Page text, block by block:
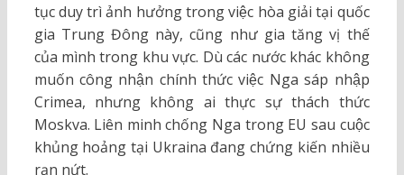
tục duy trì ảnh hưởng trong việc hòa giải tại quốc
gia Trung Đông này, cũng như gia tăng vị thế
của mình trong khu vực. Dù các nước khác không
muốn công nhận chính thức việc Nga sáp nhập
Crimea, nhưng không ai thực sự thách thức
Moskva. Liên minh chống Nga trong EU sau cuộc
khủng hoảng tại Ukraina đang chứng kiến nhiều
rạn nứt.